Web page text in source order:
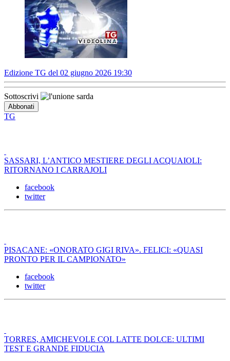
Edizione TG del 02 giugno 2026 19:30
Sottoscrivi
TG
SASSARI, L’ANTICO MESTIERE DEGLI ACQUAIOLI:
RITORNANO I CARRAJOLI
facebook
twitter
PISACANE: «ONORATO GIGI RIVA». FELICI: «QUASI
PRONTO PER IL CAMPIONATO»
facebook
twitter
TORRES, AMICHEVOLE COL LATTE DOLCE: ULTIMI
TEST E GRANDE FIDUCIA